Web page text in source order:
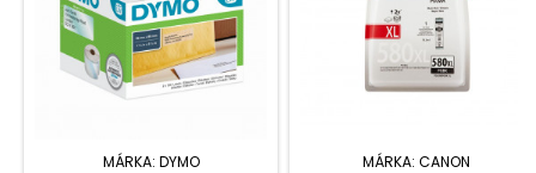
MÁRKA: DYMO MÁRKA: CANON